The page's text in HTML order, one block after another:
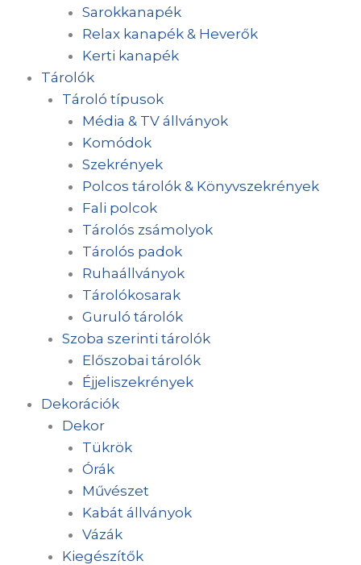
Sarokkanapék
Relax kanapék & Heverők
Kerti kanapék
Tárolók
Tároló típusok
Média & TV állványok
Komódok
Szekrények
Polcos tárolók & Könyvszekrények
Fali polcok
Tárolós zsámolyok
Tárolós padok
Ruhaállványok
Tárolókosarak
Guruló tárolók
Szoba szerinti tárolók
Előszobai tárolók
Éjjeliszekrények
Dekorációk
Dekor
Tükrök
Órák
Művészet
Kabát állványok
Vázák
Kiegészítők